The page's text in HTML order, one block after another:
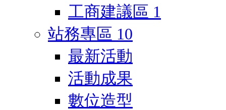
工商建議區 1
站務專區 10
最新活動
活動成果
數位造型